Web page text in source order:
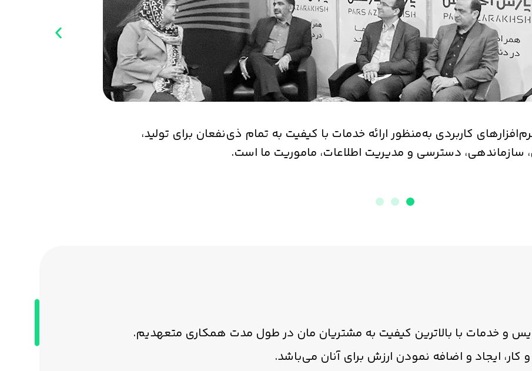
کاربردی به‌منظور ارائه خدمات با کیفیت به تمام ذی‌نفعان برای تولید،
سازماندهی، دسترسی و مدیریت اطلاعات، ماموریت ما است.
و خدمات با بالاترین کیفیت به مشتریان مان در طول مدت همکاری متعهدیم.
ایجاد و اضافه نمودن ارزش برای آنان می‌باشد.